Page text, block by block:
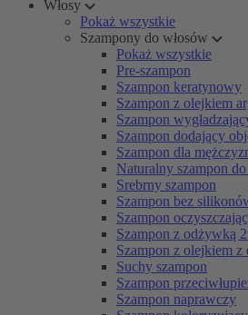
Włosy
Pokaż wszystkie
Szampony do włosów
Pokaż wszystkie
Pre-szampon
Szampon keratynowy
Szampon z olejkiem
Szampon
Szampon dodający
Szampon dla
Naturalny szampon
Srebrny szampon
Szampon bez
Szampon
Szampon z odżywką
Szampon z olejkiem z
Suchy szampon
Szampon
Szampon naprawczy